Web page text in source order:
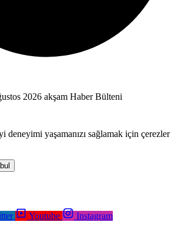
2026 akşam Haber Bülteni
deneyimi yaşamanızı sağlamak için çerezler
Youtube Instagram